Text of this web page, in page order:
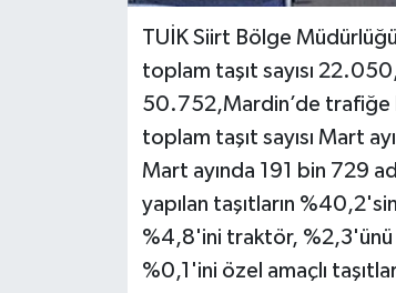
TUİK Siirt Bölge
toplam taşıt sayısı
50.752,Mardin’de trafiğe
toplam taşıt sayısı Mart
Mart ayında 191 bin 729
yapılan taşıtların
%4,8'ini traktör, %2,3'ünü
%0,1'ini özel amaçlı